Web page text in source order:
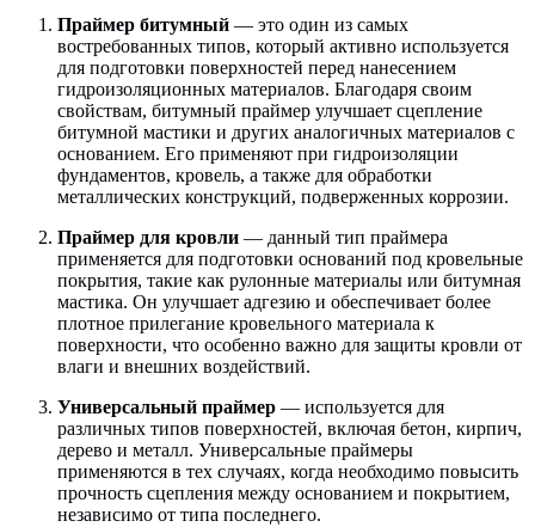
Праймер битумный — это один из самых
востребованных типов, который активно используется
для подготовки поверхностей перед нанесением
гидроизоляционных материалов. Благодаря своим
свойствам, битумный праймер улучшает сцепление
битумной мастики и других аналогичных материалов с
основанием. Его применяют при гидроизоляции
фундаментов, кровель, а также для обработки
металлических конструкций, подверженных коррозии.
Праймер для кровли — данный тип праймера
применяется для подготовки оснований под кровельные
покрытия, такие как рулонные материалы или битумная
мастика. Он улучшает адгезию и обеспечивает более
плотное прилегание кровельного материала к
поверхности, что особенно важно для защиты кровли от
влаги и внешних воздействий.
Универсальный праймер — используется для
различных типов поверхностей, включая бетон, кирпич,
дерево и металл. Универсальные праймеры
применяются в тех случаях, когда необходимо повысить
прочность сцепления между основанием и покрытием,
независимо от типа последнего.